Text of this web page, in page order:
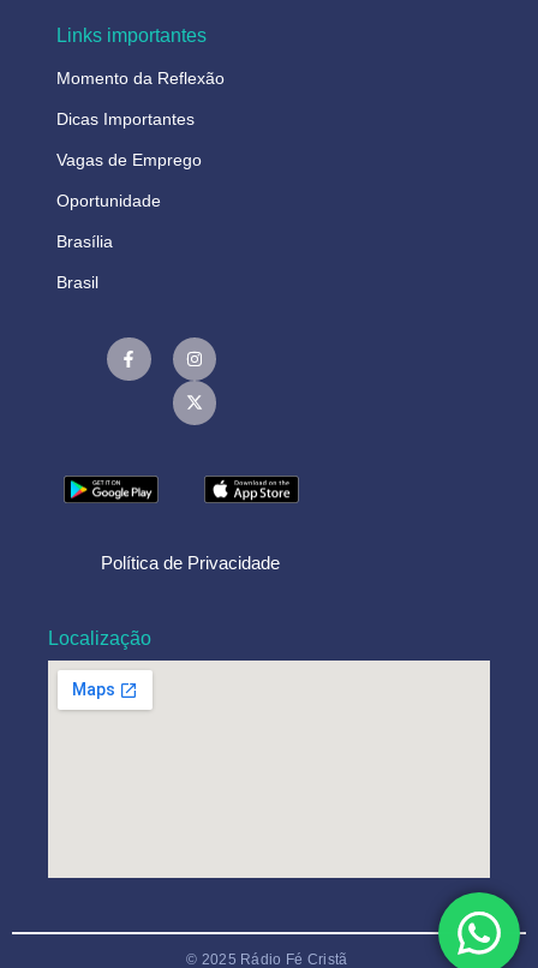
Links importantes
Momento da Reflexão
Dicas Importantes
Vagas de Emprego
Oportunidade
Brasília
Brasil
Política de Privacidade
Localização
© 2025 Rádio Fé Cristã